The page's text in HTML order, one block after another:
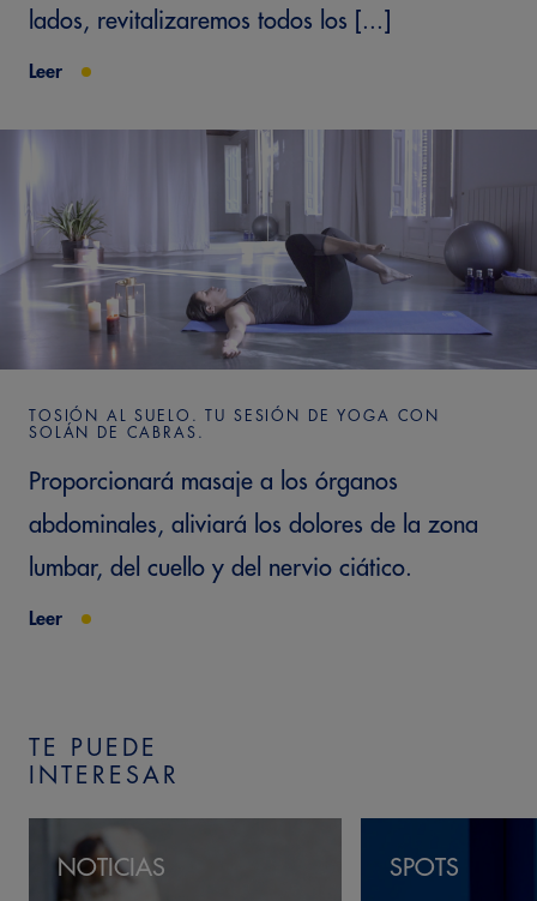
lados, revitalizaremos todos los [...]
Leer
TOSIÓN AL SUELO. TU SESIÓN DE YOGA CON
SOLÁN DE CABRAS.
Proporcionará masaje a los órganos
abdominales, aliviará los dolores de la zona
lumbar, del cuello y del nervio ciático.
Leer
TE PUEDE
INTERESAR
NOTICIAS SPOTS